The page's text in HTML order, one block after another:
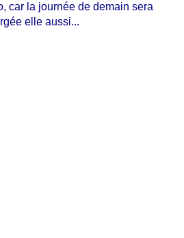
car la journée de demain sera
elle aussi...